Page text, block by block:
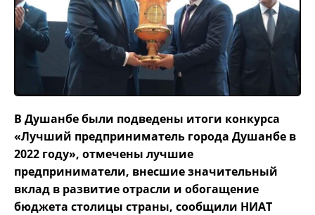
В Душанбе были подведены итоги конкурса
«Лучший предприниматель города Душанбе в
2022 году», отмечены лучшие
предприниматели, внесшие значительный
вклад в развитие отрасли и обогащение
бюджета столицы страны, сообщили НИАТ